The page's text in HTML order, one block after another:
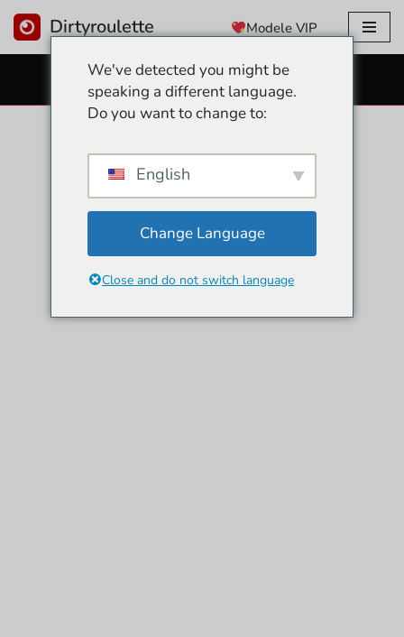
Dirtyroulette Modele VIP
DARMOWE SEX KAMERKI
We've detected you might be
speaking a different language.
Do you want to change to:
English
Change Language
Close and do not switch language